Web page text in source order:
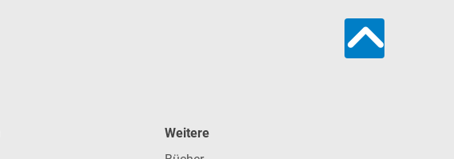
Weitere